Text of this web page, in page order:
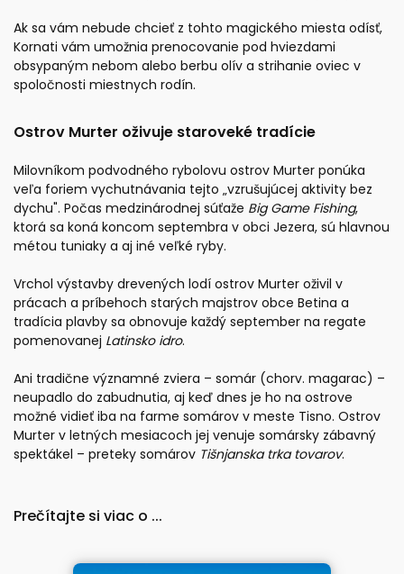
Ak sa vám nebude chcieť z tohto magického miesta odísť,
Kornati vám umožnia prenocovanie pod hviezdami
obsypaným nebom alebo berbu olív a strihanie oviec v
spoločnosti miestnych rodín.
Ostrov Murter oživuje staroveké tradície
Milovníkom podvodného rybolovu ostrov Murter ponúka
veľa foriem vychutnávania tejto „vzrušujúcej aktivity bez
dychu". Počas medzinárodnej súťaže Big Game Fishing,
ktorá sa koná koncom septembra v obci Jezera, sú hlavnou
métou tuniaky a aj iné veľké ryby.
Vrchol výstavby drevených lodí ostrov Murter oživil v
prácach a príbehoch starých majstrov obce Betina a
tradícia plavby sa obnovuje každý september na regate
pomenovanej Latinsko idro.
Ani tradične významné zviera – somár (chorv. magarac) –
neupadlo do zabudnutia, aj keď dnes je ho na ostrove
možné vidieť iba na farme somárov v meste Tisno. Ostrov
Murter v letných mesiacoch jej venuje somársky zábavný
spektákel – preteky somárov Tišnjanska trka tovarov.
Prečítajte si viac o ...